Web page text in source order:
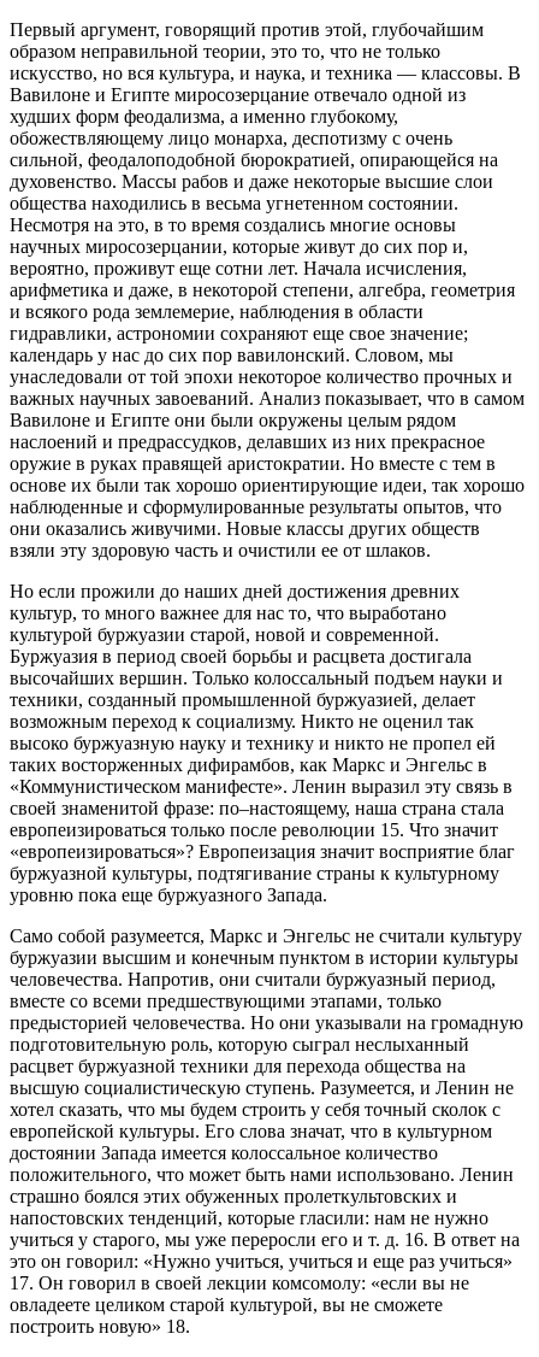
Первый аргумент, говорящий против этой, глубочайшим
образом неправильной теории, это то, что не только
искусство, но вся культура, и наука, и техника — классовы. В
Вавилоне и Египте миросозерцание отвечало одной из
худших форм феодализма, а именно глубокому,
обожествляющему лицо монарха, деспотизму с очень
сильной, феодалоподобной бюрократией, опирающейся на
духовенство. Массы рабов и даже некоторые высшие слои
общества находились в весьма угнетенном состоянии.
Несмотря на это, в то время создались многие основы
научных миросозерцании, которые живут до сих пор и,
вероятно, проживут еще сотни лет. Начала исчисления,
арифметика и даже, в некоторой степени, алгебра, геометрия
и всякого рода землемерие, наблюдения в области
гидравлики, астрономии сохраняют еще свое значение;
календарь у нас до сих пор вавилонский. Словом, мы
унаследовали от той эпохи некоторое количество прочных и
важных научных завоеваний. Анализ показывает, что в самом
Вавилоне и Египте они были окружены целым рядом
наслоений и предрассудков, делавших из них прекрасное
оружие в руках правящей аристократии. Но вместе с тем в
основе их были так хорошо ориентирующие идеи, так хорошо
наблюденные и сформулированные результаты опытов, что
они оказались живучими. Новые классы других обществ
взяли эту здоровую часть и очистили ее от шлаков.
Но если прожили до наших дней достижения древних
культур, то много важнее для нас то, что выработано
культурой буржуазии старой, новой и современной.
Буржуазия в период своей борьбы и расцвета достигала
высочайших вершин. Только колоссальный подъем науки и
техники, созданный промышленной буржуазией, делает
возможным переход к социализму. Никто не оценил так
высоко буржуазную науку и технику и никто не пропел ей
таких восторженных дифирамбов, как Маркс и Энгельс в
«Коммунистическом манифесте». Ленин выразил эту связь в
своей знаменитой фразе: по–настоящему, наша страна стала
европеизироваться только после революции 15. Что значит
«европеизироваться»? Европеизация значит восприятие благ
буржуазной культуры, подтягивание страны к культурному
уровню пока еще буржуазного Запада.
Само собой разумеется, Маркс и Энгельс не считали культуру
буржуазии высшим и конечным пунктом в истории культуры
человечества. Напротив, они считали буржуазный период,
вместе со всеми предшествующими этапами, только
предысторией человечества. Но они указывали на громадную
подготовительную роль, которую сыграл неслыханный
расцвет буржуазной техники для перехода общества на
высшую социалистическую ступень. Разумеется, и Ленин не
хотел сказать, что мы будем строить у себя точный сколок с
европейской культуры. Его слова значат, что в культурном
достоянии Запада имеется колоссальное количество
положительного, что может быть нами использовано. Ленин
страшно боялся этих обуженных пролеткультовских и
напостовских тенденций, которые гласили: нам не нужно
учиться у старого, мы уже переросли его и т. д. 16. В ответ на
это он говорил: «Нужно учиться, учиться и еще раз учиться»
17. Он говорил в своей лекции комсомолу: «если вы не
овладеете целиком старой культурой, вы не сможете
построить новую» 18.